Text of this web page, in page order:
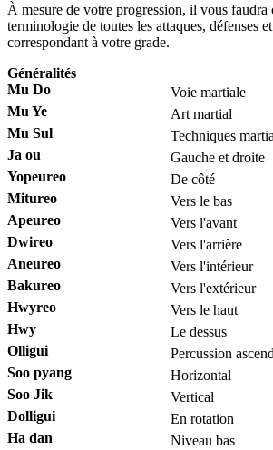
À mesure de votre progression, il vous faudra
terminologie de toutes les attaques, défenses
correspondant à votre grade.
Généralités
Mu Do
Voie martiale
Mu Ye
Art martial
Mu Sul
Techniques
Ja ou
Gauche et droite
Yopeureo
De côté
Mitureo
Vers le bas
Apeureo
Vers l'avant
Dwireo
Vers l'arrière
Aneureo
Vers l'intérieur
Bakureo
Vers l'extérieur
Hwyreo
Vers le haut
Hwy
Le dessus
Olligui
Percussion
Soo pyang
Horizontal
Soo Jik
Vertical
Dolligui
En rotation
Ha dan
Niveau bas